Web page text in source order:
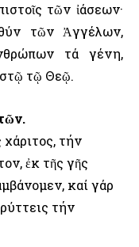
τῶν ἰάσεων·
τῶν Ἀγγέλων,
τά γένη,
τῷ Θεῷ.
τήν
ἐκ τῆς γῆς
καί γάρ
τήν